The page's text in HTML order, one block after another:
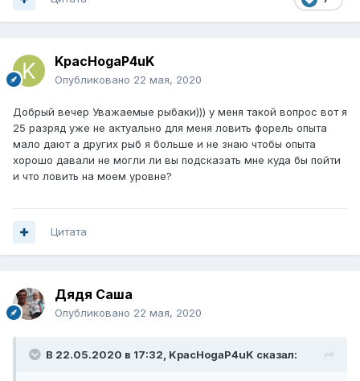
KpacHogaP4uK
Опубликовано 22 мая, 2020
Добрый вечер Уважаемые рыбаки))) у меня такой вопрос вот я
25 разряд уже не актуально для меня ловить форель опыта
мало дают а других рыб я больше и не знаю чтобы опыта
хорошо давали не могли ли вы подсказать мне куда бы пойти
и что ловить на моем уровне?
Цитата
Дядя Саша
Опубликовано 22 мая, 2020
В 22.05.2020 в 17:32, KpacHogaP4uK сказал: